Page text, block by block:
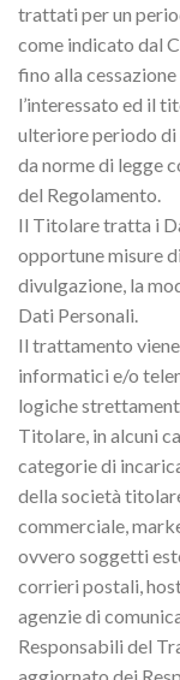
trattati per un
come indicato dal
fino alla
l’interessato ed il
ulteriore periodo di
da norme di legge
del Regolamento.
Il Titolare tratta i
opportune misure
divulgazione, la
Dati Personali.
Il trattamento
informatici e/o
logiche
Titolare, in alcuni
categorie di
della società
commerciale,
ovvero soggetti
corrieri postali,
agenzie di
Responsabili del